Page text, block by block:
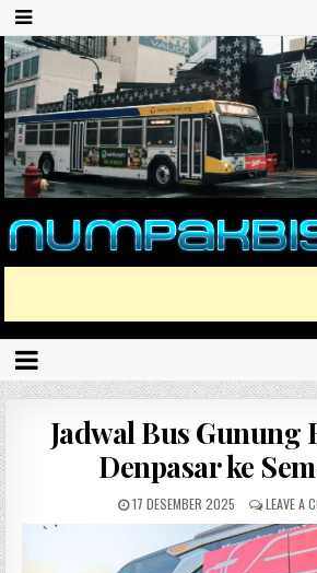
Jadwal Bus Gunung
Denpasar ke
17 DESEMBER 2025 LEAVE A